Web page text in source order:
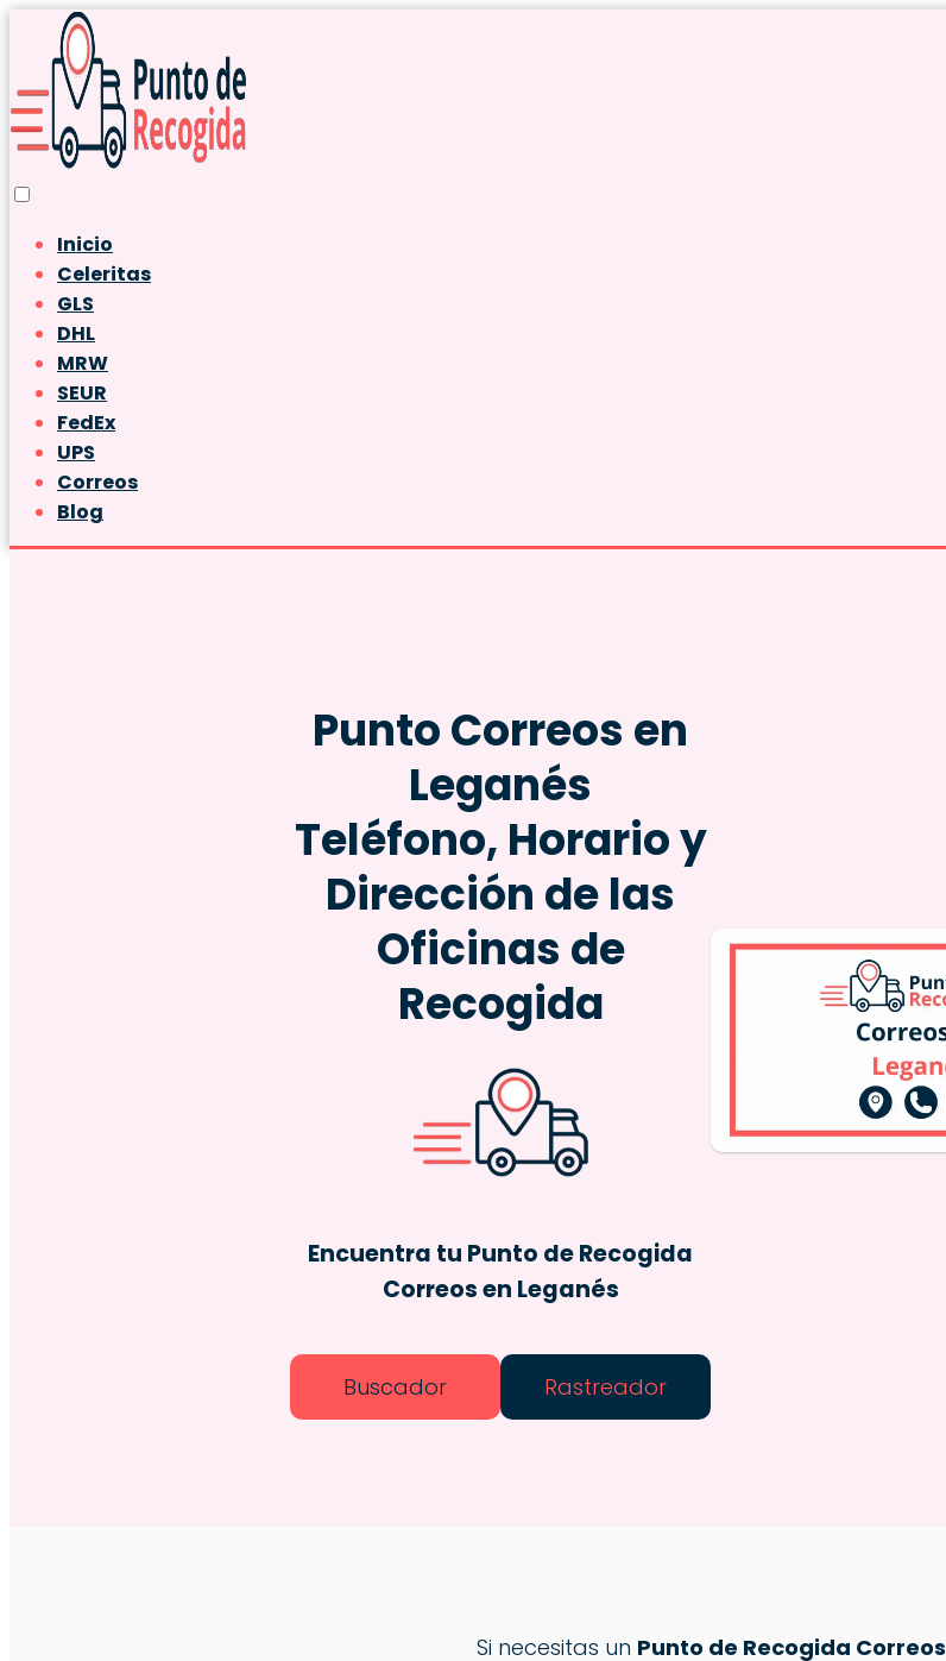
Inicio
Celeritas
GLS
DHL
MRW
SEUR
FedEx
UPS
Correos
Blog
PuntoCorreos en
Leganés
Teléfono, Horario y
Dirección de las
Oficinas de
Recogida
Encuentra tu Punto de Recogida
Correosen Leganés
Buscador Rastreador
Si necesitas un Punto de Recogida Correos